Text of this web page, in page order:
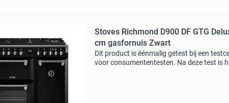
Stoves Richmond D900 DF GTG
cm gasfornuis Zwart
Dit product is éénmalig getest bij een
voor consumententesten. Na deze test is